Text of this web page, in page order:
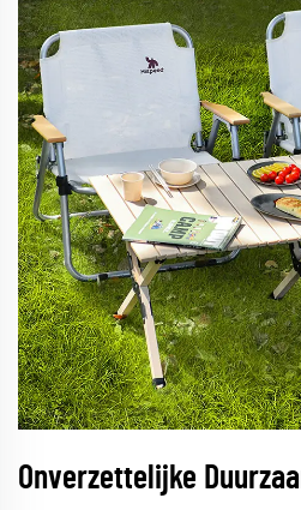
Onverzettelijke